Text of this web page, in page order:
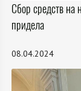
Сбор средств на
придела
08.04.2024